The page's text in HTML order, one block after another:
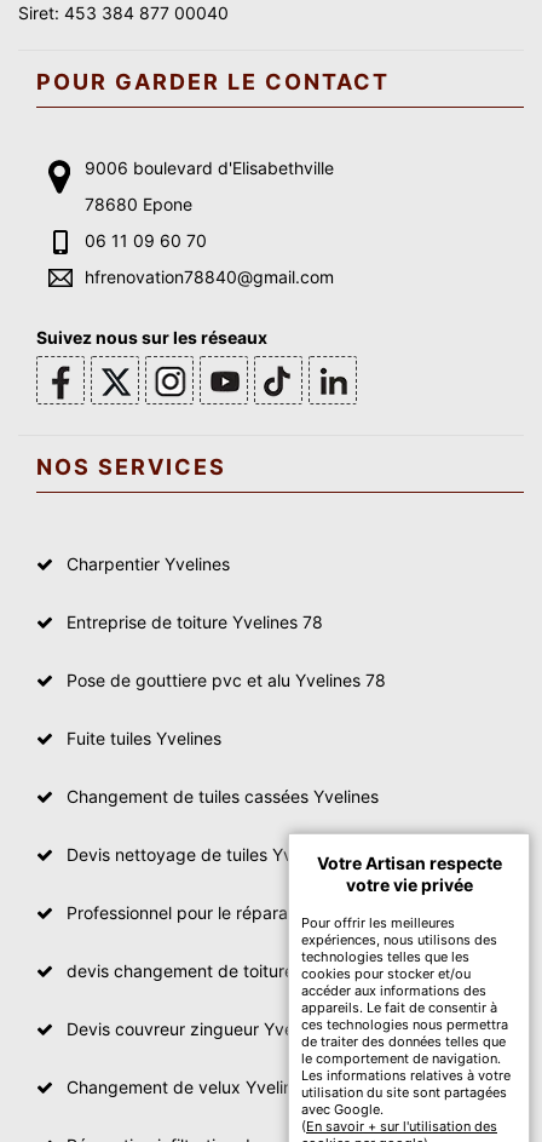
Siret: 453 384 877 00040
POUR GARDER LE CONTACT
9006 boulevard d'Elisabethville
78680 Epone
06 11 09 60 70
hfrenovation78840@gmail.com
Suivez nous sur les réseaux
NOS SERVICES
Charpentier Yvelines
Entreprise de toiture Yvelines 78
Pose de gouttiere pvc et alu Yvelines 78
Fuite tuiles Yvelines
Changement de tuiles cassées Yvelines
Devis nettoyage de tuiles Yvelines
Professionnel pour le réparation de toit Yvelines
devis changement de toiture Yvelines
Devis couvreur zingueur Yvelines
Changement de velux Yvelines
Votre Artisan respecte
votre vie privée
Pour offrir les meilleures
expériences, nous utilisons des
technologies telles que les
cookies pour stocker et/ou
accéder aux informations des
appareils. Le fait de consentir à
ces technologies nous permettra
de traiter des données telles que
le comportement de navigation.
Les informations relatives à votre
utilisation du site sont partagées
avec Google.
(En savoir + sur l'utilisation des